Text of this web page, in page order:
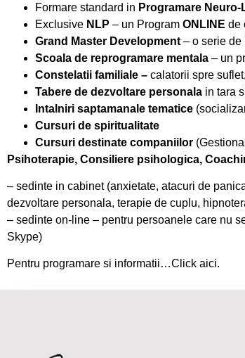
Formare standard in Programare
Exclusive NLP – un Program ONLINE de
Grand Master Development – o serie de
Scoala de reprogramare mentala – un
Constelatii familiale – calatorii spre
Tabere de dezvoltare personala in tara
Intalniri saptamanale tematice
Cursuri de spiritualitate
Cursuri destinate companiilor
Psihoterapie, Consiliere psihologica,
– sedinte in cabinet (anxietate, atacuri de
dezvoltare personala, terapie de cuplu,
– sedinte on-line – pentru persoanele care nu
Skype)
Pentru programare si informatii…Click aici.